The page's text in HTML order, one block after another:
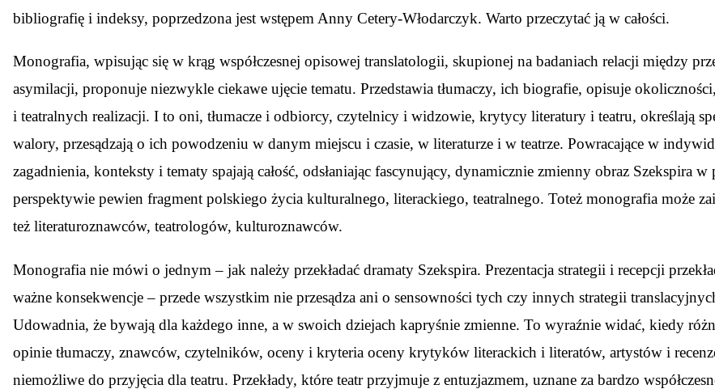
bibliografię i indeksy, poprzedzona jest wstępem Anny Cetery-Włodarczyk. Warto przeczytać ją w całości.
Monografia, wpisując się w krąg współczesnej opisowej translatologii, skupionej na badaniach relacji między
asymilacji, proponuje niezwykle ciekawe ujęcie tematu. Przedstawia tłumaczy, ich biografie, opisuje
i teatralnych realizacji. I to oni, tłumacze i odbiorcy, czytelnicy i widzowie, krytycy literatury i teatru, określają
walory, przesądzają o ich powodzeniu w danym miejscu i czasie, w literaturze i w teatrze. Powracające w
zagadnienia, konteksty i tematy spajają całość, odsłaniając fascynujący, dynamicznie zmienny obraz Szekspira
perspektywie pewien fragment polskiego życia kulturalnego, literackiego, teatralnego. Toteż monografia może
też literaturoznawców, teatrologów, kulturoznawców.
Monografia nie mówi o jednym – jak należy przekładać dramaty Szekspira. Prezentacja strategii i recepcji
ważne konsekwencje – przede wszystkim nie przesądza ani o sensowności tych czy innych strategii
Udowadnia, że bywają dla każdego inne, a w swoich dziejach kapryśnie zmienne. To wyraźnie widać, kiedy
opinie tłumaczy, znawców, czytelników, oceny i kryteria oceny krytyków literackich i literatów, artystów i
niemożliwe do przyjęcia dla teatru. Przekłady, które teatr przyjmuje z entuzjazmem, uznane za bardzo